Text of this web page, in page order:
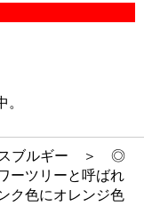
スブルギー ＞ ◎
ーツリーと呼ばれ
ク色にオレンジ色